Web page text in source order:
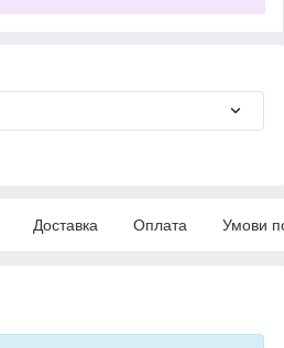
Доставка Оплата Умови